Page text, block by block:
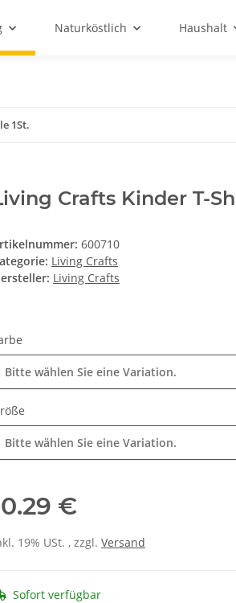
Naturköstlich Haushalt
1St.
Crafts Kinder T-
600710
Living Crafts
Living Crafts
Bitte wählen Sie eine Variation.
Bitte wählen Sie eine Variation.
€
19% USt. , zzgl. Versand
Sofort verfügbar